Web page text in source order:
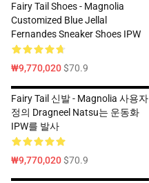
Fairy Tail Shoes - Magnolia
Customized Blue Jellal
Fernandes Sneaker Shoes IPW
₩9,770,020$70.9
Fairy Tail 신발 - Magnolia 사용자
정의 Dragneel Natsu는 운동화
IPW를 발사
₩9,770,020$70.9